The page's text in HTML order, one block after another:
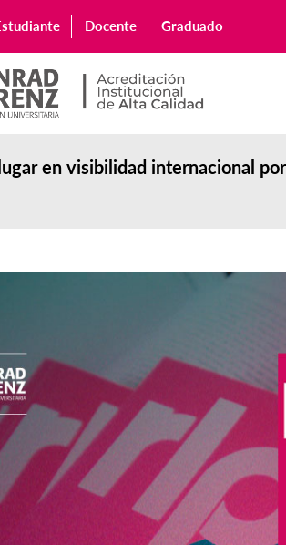
Docente Graduado
en visibilidad internacional